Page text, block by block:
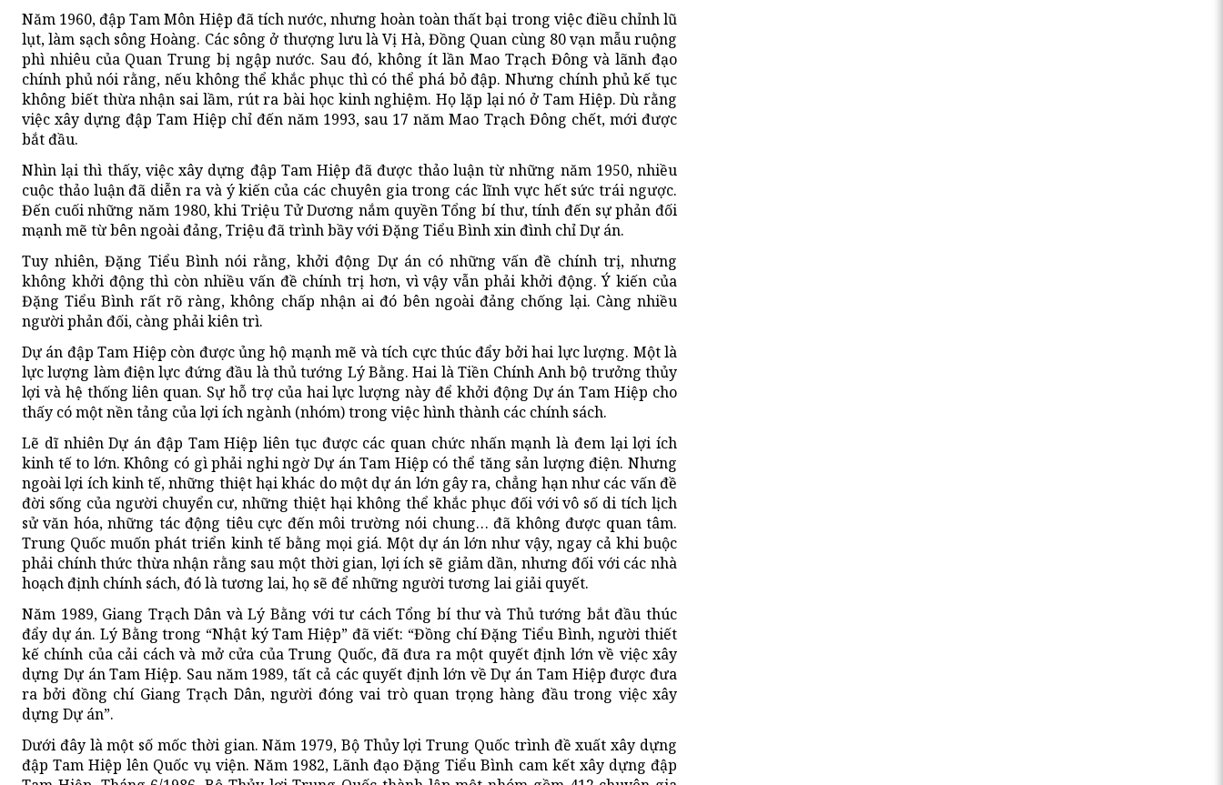
Năm 1960, đập Tam Môn Hiệp đã tích nước, nhưng hoàn toàn thất bại trong việc điều chỉnh lũ
lụt, làm sạch sông Hoàng. Các sông ở thượng lưu là Vị Hà, Đồng Quan cùng 80 vạn mẫu ruộng
phì nhiêu của Quan Trung bị ngập nước. Sau đó, không ít lần Mao Trạch Đông và lãnh đạo
chính phủ nói rằng, nếu không thể khắc phục thì có thể phá bỏ đập. Nhưng chính phủ kế tục
không biết thừa nhận sai lầm, rút ra bài học kinh nghiệm. Họ lặp lại nó ở Tam Hiệp. Dù rằng
việc xây dựng đập Tam Hiệp chỉ đến năm 1993, sau 17 năm Mao Trạch Đông chết, mới được
bắt đầu.
Nhìn lại thì thấy, việc xây dựng đập Tam Hiệp đã được thảo luận từ những năm 1950, nhiều
cuộc thảo luận đã diễn ra và ý kiến của các chuyên gia trong các lĩnh vực hết sức trái ngược.
Đến cuối những năm 1980, khi Triệu Tử Dương nắm quyền Tổng bí thư, tính đến sự phản đối
mạnh mẽ từ bên ngoài đảng, Triệu đã trình bầy với Đặng Tiểu Bình xin đình chỉ Dự án.
Tuy nhiên, Đặng Tiểu Bình nói rằng, khởi động Dự án có những vấn đề chính trị, nhưng
không khởi động thì còn nhiều vấn đề chính trị hơn, vì vậy vẫn phải khởi động. Ý kiến của
Đặng Tiểu Bình rất rõ ràng, không chấp nhận ai đó bên ngoài đảng chống lại. Càng nhiều
người phản đối, càng phải kiên trì.
Dự án đập Tam Hiệp còn được ủng hộ mạnh mẽ và tích cực thúc đẩy bởi hai lực lượng. Một là
lực lượng làm điện lực đứng đầu là thủ tướng Lý Bằng. Hai là Tiền Chính Anh bộ trưởng thủy
lợi và hệ thống liên quan. Sự hỗ trợ của hai lực lượng này để khởi động Dự án Tam Hiệp cho
thấy có một nền tảng của lợi ích ngành (nhóm) trong việc hình thành các chính sách.
Lẽ dĩ nhiên Dự án đập Tam Hiệp liên tục được các quan chức nhấn mạnh là đem lại lợi ích
kinh tế to lớn. Không có gì phải nghi ngờ Dự án Tam Hiệp có thể tăng sản lượng điện. Nhưng
ngoài lợi ích kinh tế, những thiệt hại khác do một dự án lớn gây ra, chẳng hạn như các vấn đề
đời sống của người chuyển cư, những thiệt hại không thể khắc phục đối với vô số di tích lịch
sử văn hóa, những tác động tiêu cực đến môi trường nói chung… đã không được quan tâm.
Trung Quốc muốn phát triển kinh tế bằng mọi giá. Một dự án lớn như vậy, ngay cả khi buộc
phải chính thức thừa nhận rằng sau một thời gian, lợi ích sẽ giảm dần, nhưng đối với các nhà
hoạch định chính sách, đó là tương lai, họ sẽ để những người tương lai giải quyết.
Năm 1989, Giang Trạch Dân và Lý Bằng với tư cách Tổng bí thư và Thủ tướng bắt đầu thúc
đẩy dự án. Lý Bằng trong “Nhật ký Tam Hiệp” đã viết: “Đồng chí Đặng Tiểu Bình, người thiết
kế chính của cải cách và mở cửa của Trung Quốc, đã đưa ra một quyết định lớn về việc xây
dựng Dự án Tam Hiệp. Sau năm 1989, tất cả các quyết định lớn về Dự án Tam Hiệp được đưa
ra bởi đồng chí Giang Trạch Dân, người đóng vai trò quan trọng hàng đầu trong việc xây
dựng Dự án”.
Dưới đây là một số mốc thời gian. Năm 1979, Bộ Thủy lợi Trung Quốc trình đề xuất xây dựng
đập Tam Hiệp lên Quốc vụ viện. Năm 1982, Lãnh đạo Đặng Tiểu Bình cam kết xây dựng đập